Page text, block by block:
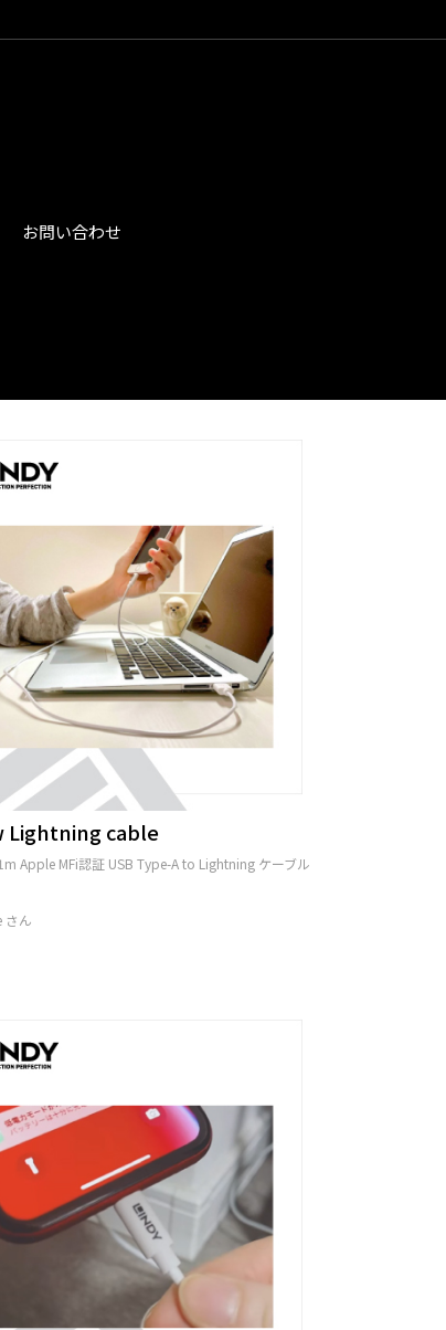
お問い合わせ
Lightning cable
Apple MFi認証 USB Type-A to Lightning ケーブル
さん